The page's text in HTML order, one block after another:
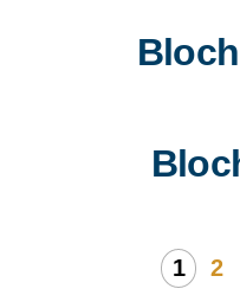
Bloch
1 2